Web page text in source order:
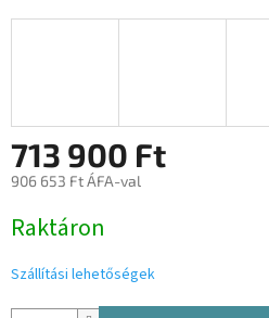
713 900 Ft
906 653 Ft ÁFA-val
Raktáron
Szállítási lehetőségek